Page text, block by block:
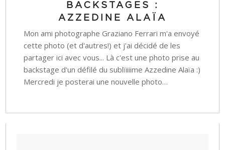
BACKSTAGES :
AZZEDINE ALAÏA
Mon ami photographe Graziano Ferrari m'a envoyé
cette photo (et d'autres!) et j'ai décidé de les
partager ici avec vous... Là c'est une photo prise au
backstage d'un défilé du sublïiiiime Azzedine Alaïa :)
Mercredi je posterai une nouvelle photo…